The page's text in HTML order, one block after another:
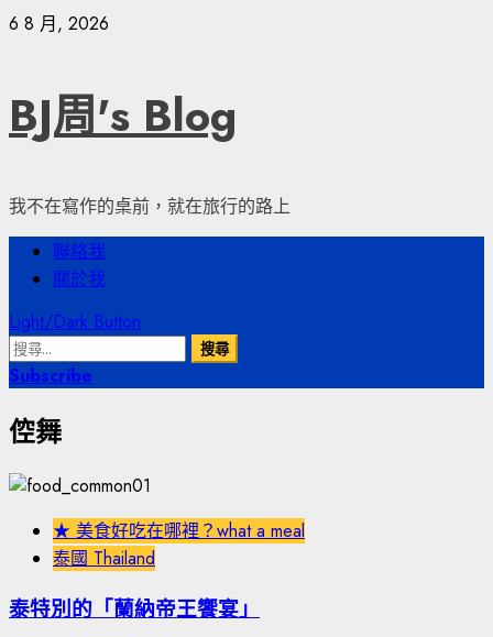
Skip
6 8 月, 2026
BJ周's Blog
我不在寫作的桌前，就在旅行的路上
Primary
Menu
聯絡我
關於我
Light/Dark Button
搜
尋
鍵
Subscribe
倥舞
★ 美食好吃在哪裡？what a meal
泰國 Thailand
泰特別的「蘭納帝王饗宴」